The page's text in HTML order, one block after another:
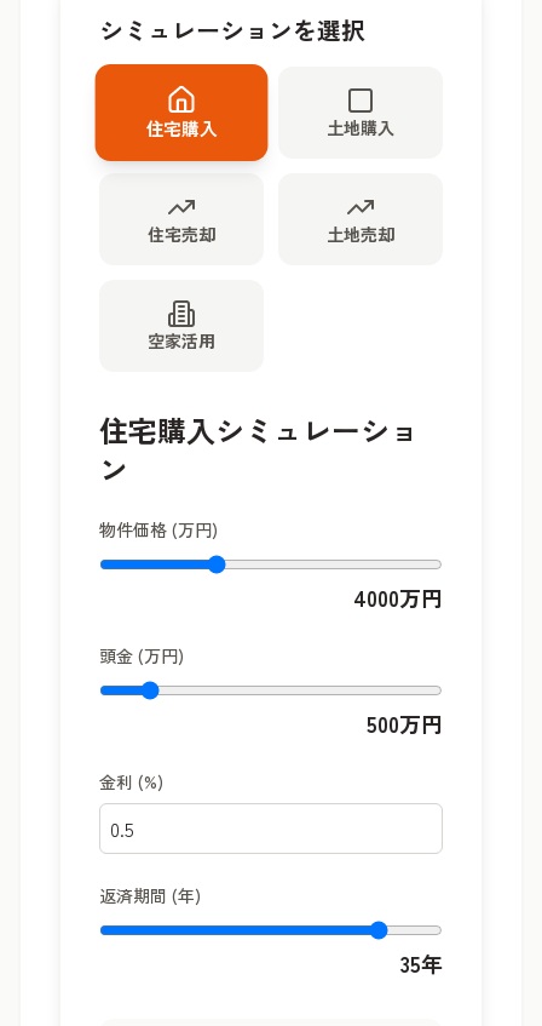
シミュレーションを選択
住宅購入 土地購入
住宅売却 土地売却
空家活用
住宅購入シミュレーショ
ン
物件価格 (万円)
4000万円
頭金 (万円)
500万円
金利 (%)
返済期間 (年)
35年